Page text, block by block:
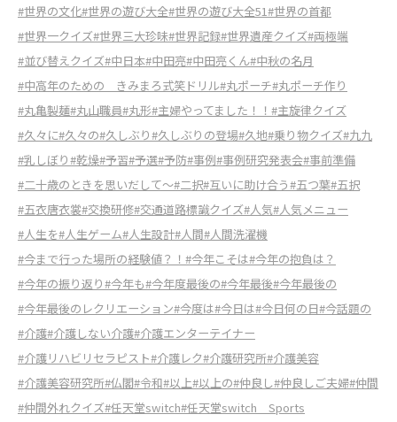
#世界の文化#世界の遊び大全#世界の遊び大全51#世界の首都
#世界一クイズ#世界三大珍味#世界記録#世界遺産クイズ#両極端
#並び替えクイズ#中日本#中田亮#中田亮くん#中秋の名月
#中高年のための きみまろ式笑ドリル#丸ポーチ#丸ポーチ作り
#丸亀製麺#丸山職員#丸形#主婦やってました！！ #主旋律クイズ
#久々に#久々の#久しぶり#久しぶりの登場#久地#乗り物クイズ#九九
#乳しぼり#乾燥#予習#予選#予防#事例#事例研究発表会#事前準備
#二十歳のときを思いだして～#二択#互いに助け合う#五つ葉#五択
#五衣唐衣裳#交換研修#交通道路標識クイズ#人気#人気メニュー
#人生を#人生ゲーム#人生設計#人間#人間洗濯機
#今まで行った場所の経験値？！ #今年こそは#今年の抱負は？
#今年の振り返り#今年も#今年度最後の#今年最後#今年最後の
#今年最後のレクリエーション#今度は#今日は#今日何の日#今話題の
#介護#介護しない介護#介護エンターテイナー
#介護リハビリセラピスト#介護レク#介護研究所#介護美容
#介護美容研究所#仏閣#令和#以上#以上の#仲良し#仲良しご夫婦#仲間
#仲間外れクイズ#任天堂switch#任天堂switch Sports